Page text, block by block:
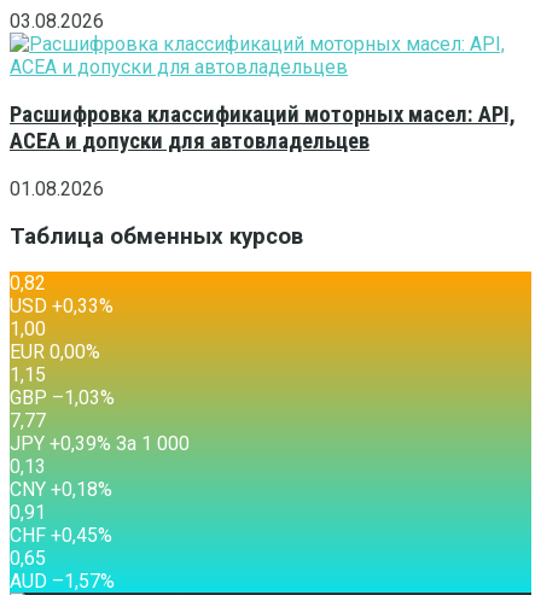
03.08.2026
Расшифровка классификаций моторных масел: API,
ACEA и допуски для автовладельцев
01.08.2026
Таблица обменных курсов
0,82
USD +0,33%
1,00
EUR 0,00%
1,15
GBP –1,03%
7,77
JPY +0,39% За 1 000
0,13
CNY +0,18%
0,91
CHF +0,45%
0,65
AUD –1,57%